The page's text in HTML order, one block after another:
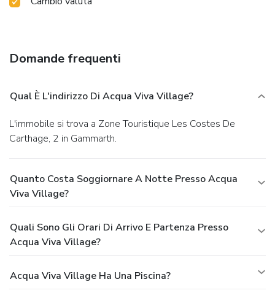
Domande frequenti
Qual È L'indirizzo Di Acqua Viva Village?
L'immobile si trova a Zone Touristique Les Costes De
Carthage, 2 in Gammarth.
Quanto Costa Soggiornare A Notte Presso Acqua
Viva Village?
Quali Sono Gli Orari Di Arrivo E Partenza Presso
Acqua Viva Village?
Acqua Viva Village Ha Una Piscina?